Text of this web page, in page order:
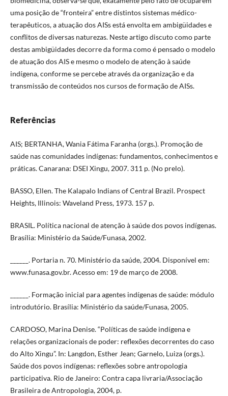
uma posição de “fronteira” entre distintos sistemas médico-
terapêuticos, a atuação dos AISs está envolta em ambigüidades e
conflitos de diversas naturezas. Neste artigo discuto como parte
destas ambigüidades decorre da forma como é pensado o modelo
de atuação dos AIS e mesmo o modelo de atenção à saúde
indígena, conforme se percebe através da organização e da
transmissão de conteúdos nos cursos de formação de AISs.
Referências
AIS; BERTANHA, Wania Fátima Faranha (orgs.). Promoção de
saúde nas comunidades indígenas: fundamentos, conhecimentos e
práticas. Canarana: DSEI Xingu, 2007. 311 p. (No prelo).
BASSO, Ellen. The Kalapalo Indians of Central Brazil. Prospect
Heights, Illinois: Waveland Press, 1973. 157 p.
BRASIL. Política nacional de atenção à saúde dos povos indígenas.
Brasília: Ministério da Saúde/Funasa, 2002.
______. Portaria n. 70. Ministério da saúde, 2004. Disponível em:
www.funasa.gov.br. Acesso em: 19 de março de 2008.
______. Formação inicial para agentes indígenas de saúde: módulo
introdutório. Brasília: Ministério da saúde/Funasa, 2005.
CARDOSO, Marina Denise. “Políticas de saúde indígena e
relações organizacionais de poder: reflexões decorrentes do caso
do Alto Xingu”. In: Langdon, Esther Jean; Garnelo, Luiza (orgs.).
Saúde dos povos indígenas: reflexões sobre antropologia
participativa. Rio de Janeiro: Contra capa livraria/Associação
Brasileira de Antropologia, 2004, p.